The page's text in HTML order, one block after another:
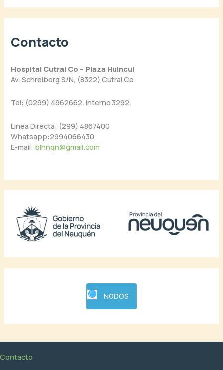
Contacto
Hospital Cutral Co – Plaza Huincul
Av. Schreiberg S/N, (8322) Cutral Co
Tel: (0299) 4962662. Interno 3292.
Linea Directa: (299) 4867400
Whatsapp:2994066430
E-mail: blhnqn@gmail.com
NODOS
Contacto